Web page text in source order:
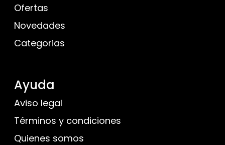
Ofertas
Novedades
Categorias
Ayuda
Aviso legal
Términos y condiciones
Quienes somos